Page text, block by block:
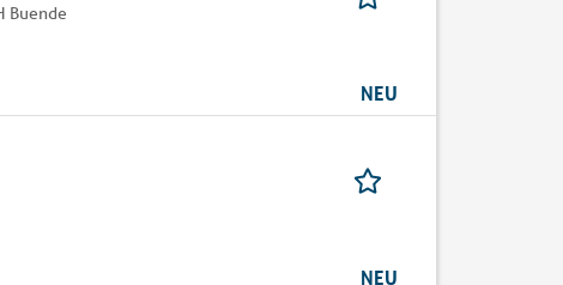
Buende
NEU
NEU